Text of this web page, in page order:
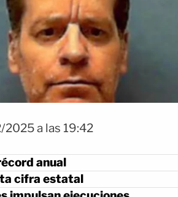
a las 19:42
anual
cifra estatal